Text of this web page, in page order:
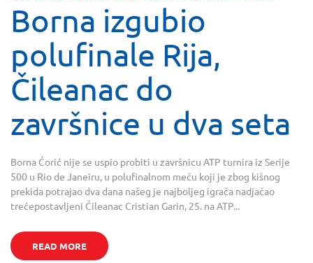
Borna izgubio
polufinale Rija,
Čileanac do
završnice u dva seta
Borna Ćorić nije se uspio probiti u završnicu ATP turnira iz Serije
500 u Rio de Janeiru, u polufinalnom meču koji je zbog kišnog
prekida potrajao dva dana našeg je najboljeg igrača nadjačao
trećepostavljeni Čileanac Cristian Garin, 25. na ATP...
READ MORE